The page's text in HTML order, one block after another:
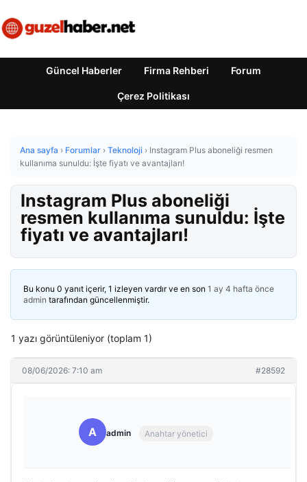
Güncel Haberler Firma Rehberi Forum
Çerez Politikası
Ana sayfa › Forumlar › Teknoloji › Instagram Plus aboneliği resmen
kullanıma sunuldu: İşte fiyatı ve avantajları!
Instagram Plus aboneliği
resmen kullanıma sunuldu: İşte
fiyatı ve avantajları!
Bu konu 0 yanıt içerir, 1 izleyen vardır ve en son 1 ay 4 hafta önce
admin tarafından güncellenmiştir.
1 yazı görüntüleniyor (toplam 1)
08/06/2026: 7:10 am #28592
A admin Anahtar yönetici